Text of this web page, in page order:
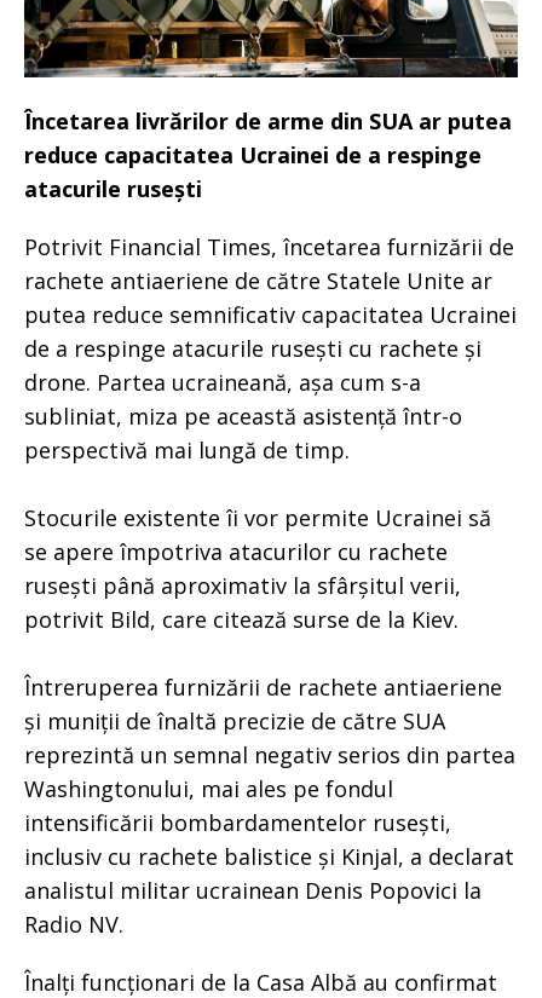
Încetarea livrărilor de arme din SUA ar putea
reduce capacitatea Ucrainei de a respinge
atacurile rusești
Potrivit Financial Times, încetarea furnizării de
rachete antiaeriene de către Statele Unite ar
putea reduce semnificativ capacitatea Ucrainei
de a respinge atacurile rusești cu rachete și
drone. Partea ucraineană, așa cum s-a
subliniat, miza pe această asistență într-o
perspectivă mai lungă de timp.
Stocurile existente îi vor permite Ucrainei să
se apere împotriva atacurilor cu rachete
rusești până aproximativ la sfârșitul verii,
potrivit Bild, care citează surse de la Kiev.
Întreruperea furnizării de rachete antiaeriene
și muniții de înaltă precizie de către SUA
reprezintă un semnal negativ serios din partea
Washingtonului, mai ales pe fondul
intensificării bombardamentelor rusești,
inclusiv cu rachete balistice și Kinjal, a declarat
analistul militar ucrainean Denis Popovici la
Radio NV.
Înalți funcționari de la Casa Albă au confirmat